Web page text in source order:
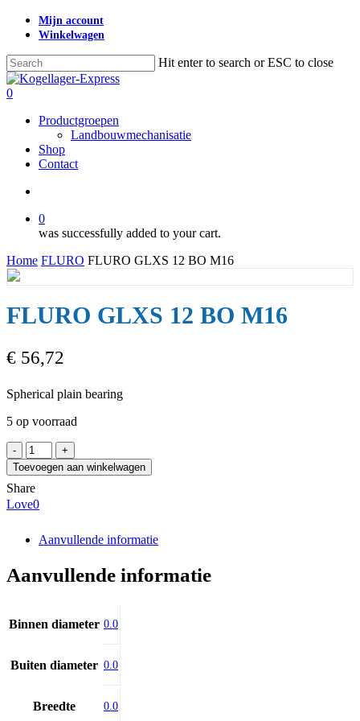
Skip
content
Mijn account
Winkelwagen
Hit enter to search or ESC to close
Close
Search
search
0
Productgroepen
Landbouwmechanisatie
Shop
Contact
0
was successfully added to your cart.
Home FLURO FLURO GLXS 12 BO M16
FLURO GLXS 12 BO M16
€ 56,72
Spherical plain bearing
5 op voorraad
FLURO
GLXS
12
BO
M16
Toevoegen aan winkelwagen
Share
Love0
Aanvullende informatie
Aanvullende informatie
Binnen diameter 0.0
Buiten diameter 0.0
Breedte 0.0